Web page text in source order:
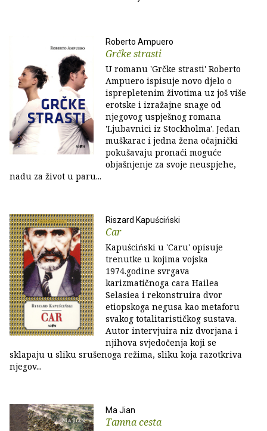
Roberto Ampuero
Grčke strasti
U romanu 'Grčke strasti' Roberto
Ampuero ispisuje novo djelo o
isprepletenim životima uz još više
erotske i izražajne snage od
njegovog uspješnog romana
'Ljubavnici iz Stockholma'. Jedan
muškarac i jedna žena očajnički
pokušavaju pronaći moguće
objašnjenje za svoje neuspjehe,
nadu za život u paru...
Riszard Kapuściński
Car
Kapuściński u 'Caru' opisuje
trenutke u kojima vojska
1974.godine svrgava
karizmatičnoga cara Hailea
Selasiea i rekonstruira dvor
etiopskoga negusa kao metaforu
svakog totalitarističkog sustava.
Autor intervjuira niz dvorjana i
njihova svjedočenja koji se
sklapaju u sliku srušenoga režima, sliku koja razotkriva
njegov...
Ma Jian
Tamna cesta